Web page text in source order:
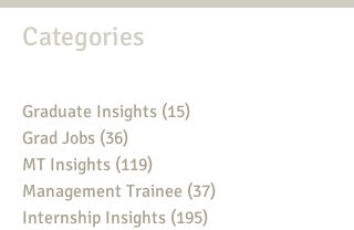
Categories
Graduate Insights (15)
Grad Jobs (36)
MT Insights (119)
Management Trainee (37)
Internship Insights (195)